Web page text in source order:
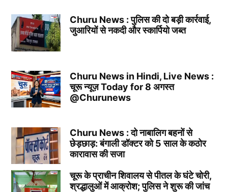
Churu News : पुलिस की दो बड़ी कार्रवाई,
जुआरियों से नकदी और स्कार्पियो जब्त
Churu News in Hindi, Live News :
चूरू न्यूज़ Today for 8 अगस्त
@Churunews
Churu News : दो नाबालिग बहनों से
छेड़छाड़: बंगाली डॉक्टर को 5 साल के कठोर
कारावास की सजा
चूरू के प्राचीन शिवालय से पीतल के घंटे चोरी,
श्रद्धालुओं में आक्रोश; पुलिस ने शुरू की जांच